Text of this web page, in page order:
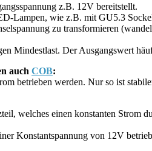
z.B. 12V bereitstellt.
Lampen, wie z.B. mit GU5.3
zu transformieren
Mindestlast. Der Ausgangswert
auch COB:
betrieben werden. Nur so ist
welches einen konstanten
Konstantspannung von 12V